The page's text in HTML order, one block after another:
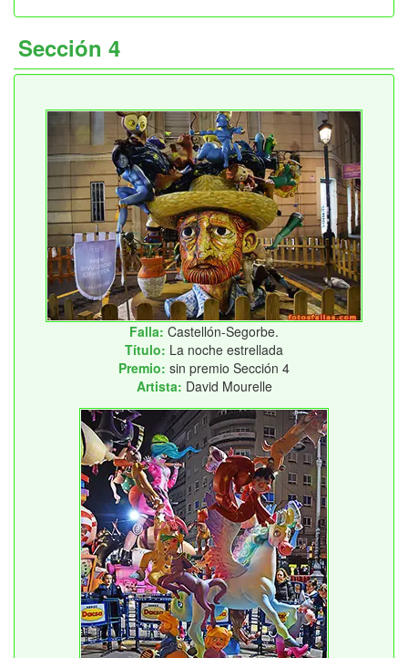
Sección 4
Falla: Castellón-Segorbe.
Título: La noche estrellada
Premio: sin premio Sección 4
Artista: David Mourelle